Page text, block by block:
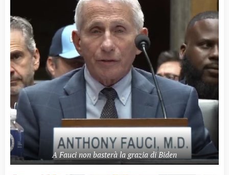
A Fauci non basterà la grazia di Biden